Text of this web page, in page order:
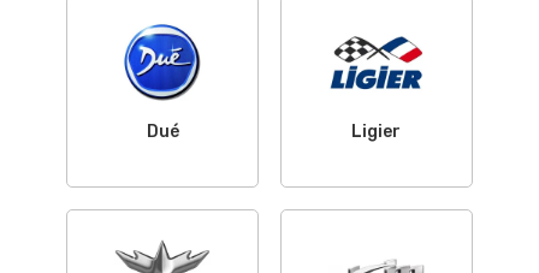
Dué Ligier